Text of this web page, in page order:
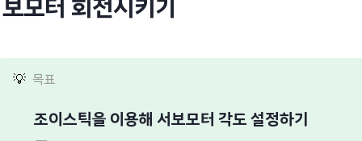
보모터 회전시키기
💡 목표
조이스틱을 이용해 서보모터 각도 설정하기